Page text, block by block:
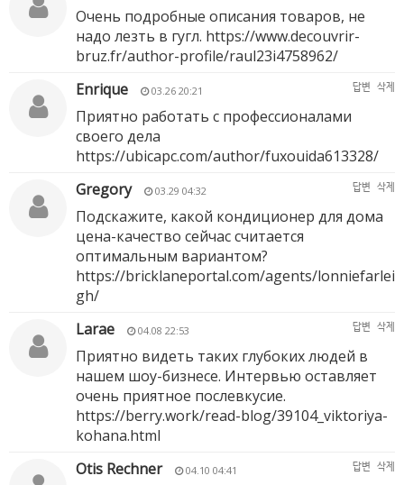
Очень подробные описания товаров, не
надо лезть в гугл. https://www.decouvrir-
bruz.fr/author-profile/raul23i4758962/
Enrique
03.26 20:21 답변 삭제
Приятно работать с профессионалами
своего дела
https://ubicapc.com/author/fuxouida613328/
Gregory
03.29 04:32 답변 삭제
Подскажите, какой кондиционер для дома
цена-качество сейчас считается
оптимальным вариантом?
https://bricklaneportal.com/agents/lonniefarlei
gh/
Larae
04.08 22:53 답변 삭제
Приятно видеть таких глубоких людей в
нашем шоу-бизнесе. Интервью оставляет
очень приятное послевкусие.
https://berry.work/read-blog/39104_viktoriya-
kohana.html
Otis Rechner
04.10 04:41 답변 삭제